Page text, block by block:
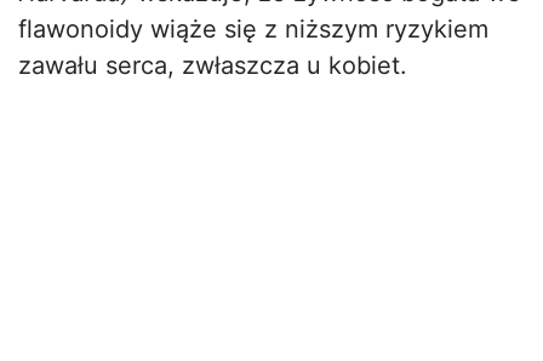
flawonoidy wiąże się z niższym ryzykiem
zawału serca, zwłaszcza u kobiet.